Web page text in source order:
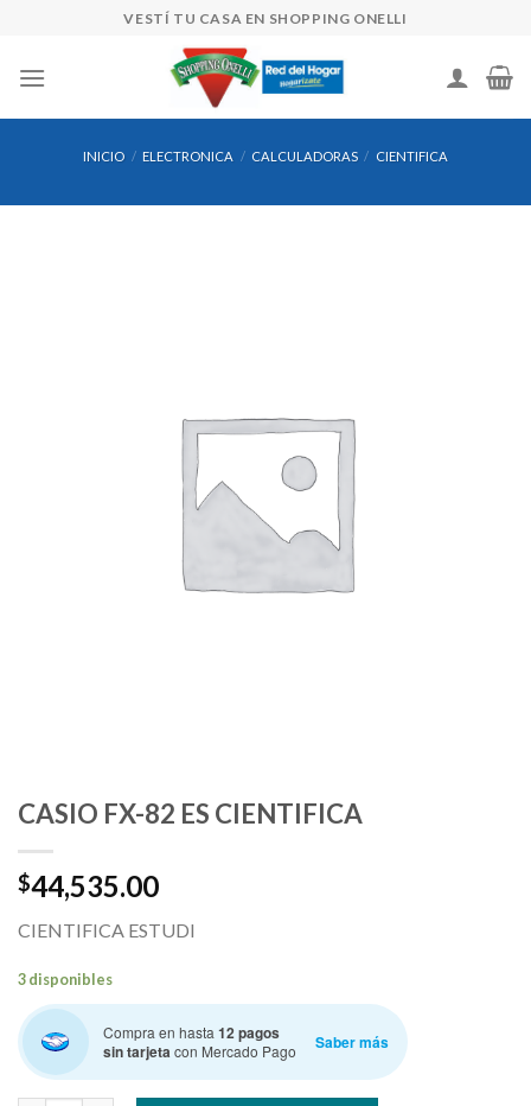
content
VESTÍ TU CASA EN SHOPPING ONELLI
INICIO / ELECTRONICA / CALCULADORAS / CIENTIFICA
CASIO FX-82 ES CIENTIFICA
$44,535.00
CIENTIFICA ESTUDI
3 disponibles
Compra en hasta 12 pagos
sin tarjeta con Mercado Pago Saber más